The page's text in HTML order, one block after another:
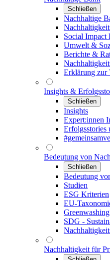
Schließen
Nachhaltige
Social Impact
Umwelt &
Berichte &
Erklärung zur
Insights &
Schließen
Insights
Expert:innen
Erfolgsstories
Bedeutung von
Schließen
Bedeutung
Studien
ESG Kriterien
EU-
SDG -
Nachhaltigkeit für